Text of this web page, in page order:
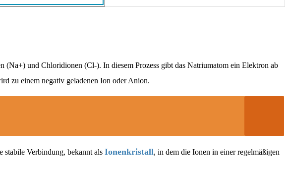
und Chloridionen (Cl-). In diesem Prozess gibt das Natriumatom ein Elektron ab
zu einem negativ geladenen Ion oder Anion.
stabile Verbindung, bekannt als Ionenkristall, in dem die Ionen in einer regelmäßigen